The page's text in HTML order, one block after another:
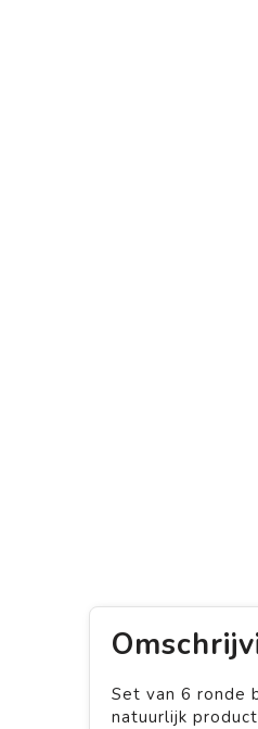
Set van 6 ronde
natuurlijk